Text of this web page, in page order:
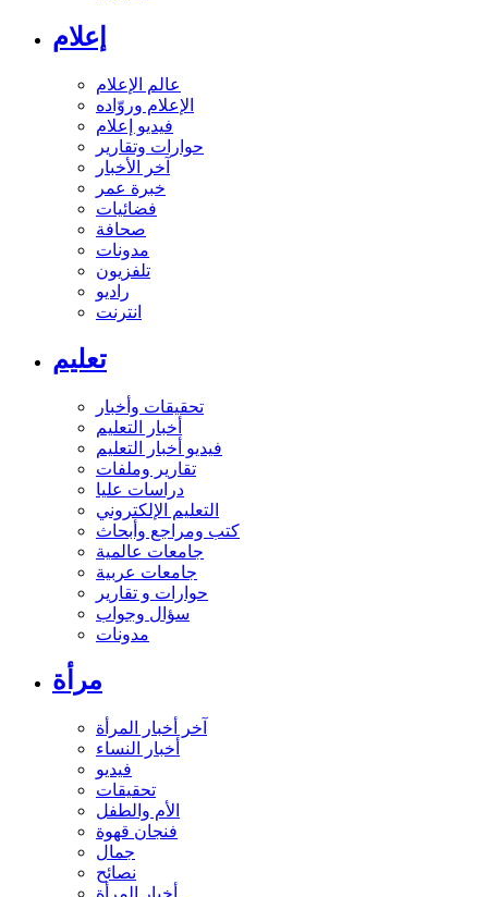
إعلام
عالم الإعلام
الإعلام وروّاده
فيديو إعلام
حوارات وتقارير
آخر الأخبار
خبرة عمر
فضائيات
صحافة
مدونات
تلفزيون
راديو
انترنت
تعليم
تحقيقات وأخبار
أخبار التعليم
فيديو أخبار التعليم
تقارير وملفات
دراسات عليا
التعليم الإلكتروني
كتب ومراجع وأبحاث
جامعات عالمية
جامعات عربية
حوارات و تقارير
سؤال وجواب
مدونات
مرأة
آخر أخبار المرأة
أخبار النساء
فيديو
تحقيقات
الأم والطفل
فنجان قهوة
جمال
نصائح